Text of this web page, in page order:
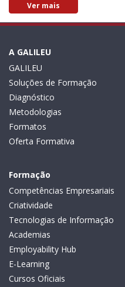
Ver mais
A GALILEU
GALILEU
Soluções de Formação
Diagnóstico
Metodologias
Formatos
Oferta Formativa
Formação
Competências Empresariais
Criatividade
Tecnologias de Informação
Academias
Employability Hub
E-Learning
Cursos Oficiais